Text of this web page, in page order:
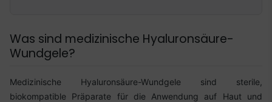
Was sind medizinische Hyaluronsäure-
Wundgele?
Medizinische Hyaluronsäure-Wundgele sind sterile,
biokompatible Präparate für die Anwendung auf Haut und